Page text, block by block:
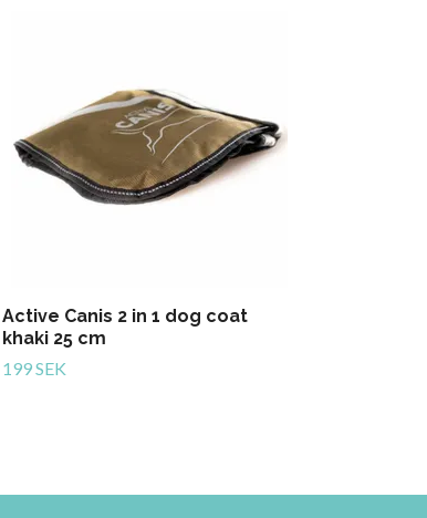
Active Canis 2 in 1 dog coat
khaki 25 cm
199 SEK